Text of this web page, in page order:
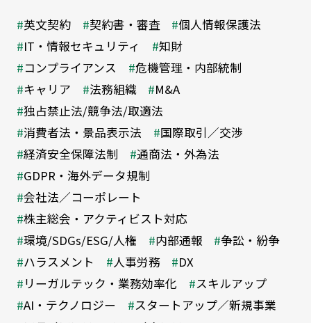
英文契約 契約書・審査
個人情報保護法
IT・情報セキュリティ
知財
コンプライアンス
危機管理・内部統制
キャリア
法務組織
M&A
独占禁止法/競争法/取適法
消費者法・景品表示法
国際取引／交渉
経済安全保障法制
通商法・外為法
GDPR・海外データ規制
会社法／コーポレート
株主総会・アクティビスト対応
環境/SDGs/ESG/人権
内部通報
争訟・紛争
ハラスメント
人事労務
DX
リーガルテック・業務効率化
スキルアップ
AI・テクノロジー
スタートアップ／新規事業